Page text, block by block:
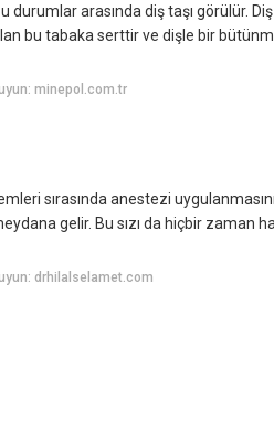
durumlar arasında diş taşı görülür.
bu tabaka serttir ve dişle bir
minepol.com.tr
sırasında anestezi
gelir. Bu sızı da hiçbir zaman
drhilalselamet.com